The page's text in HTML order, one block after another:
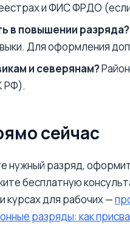
и ФИС ФРДО
в повышении разряда?
Для оформления
и северянам?
РФ).
сейчас
нужный разряд,
бесплатную
курсах для рабочих —
разряды: как